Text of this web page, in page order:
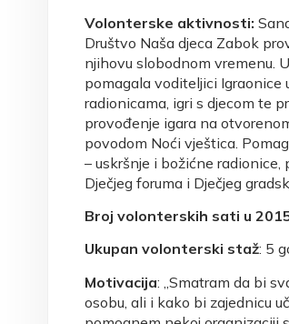
Volonterske aktivnosti:
Društvo Naša djeca Zabok
njihovu slobodnom vremenu.
pomagala voditeljici Igraonice
radionicama, igri s djecom te
provođenje igara na
povodom Noći vještica.
– uskršnje i božićne
Dječjeg foruma i Dječjeg
Broj volonterskih sati u
Ukupan volonterski staž: 5
Motivacija: „Smatram da bi
osobu, ali i kako bi zajednicu